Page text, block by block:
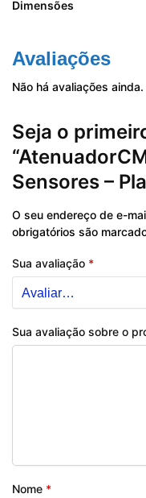
Dimensões
Avaliações
Não há avaliações ainda.
Seja o
Sensores –
O seu endereço de e-
obrigatórios são
Sua avaliação *
Sua avaliação sobre o
Nome *